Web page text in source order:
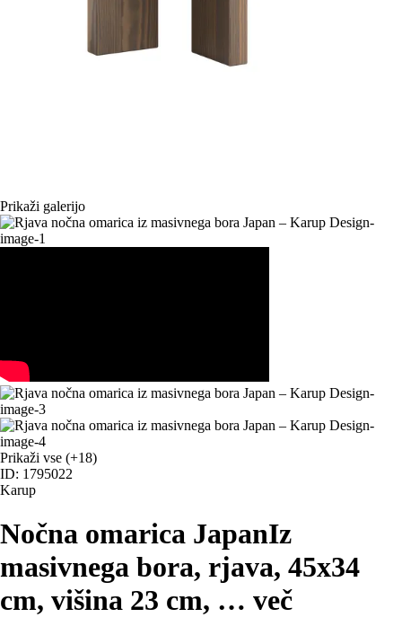
Prikaži galerijo
Prikaži vse (+18)
ID: 1795022
Karup
Nočna omarica JapanIz
masivnega bora, rjava, 45x34
cm, višina 23 cm, … več